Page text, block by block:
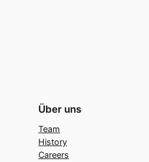
Über uns
Team
History
Careers